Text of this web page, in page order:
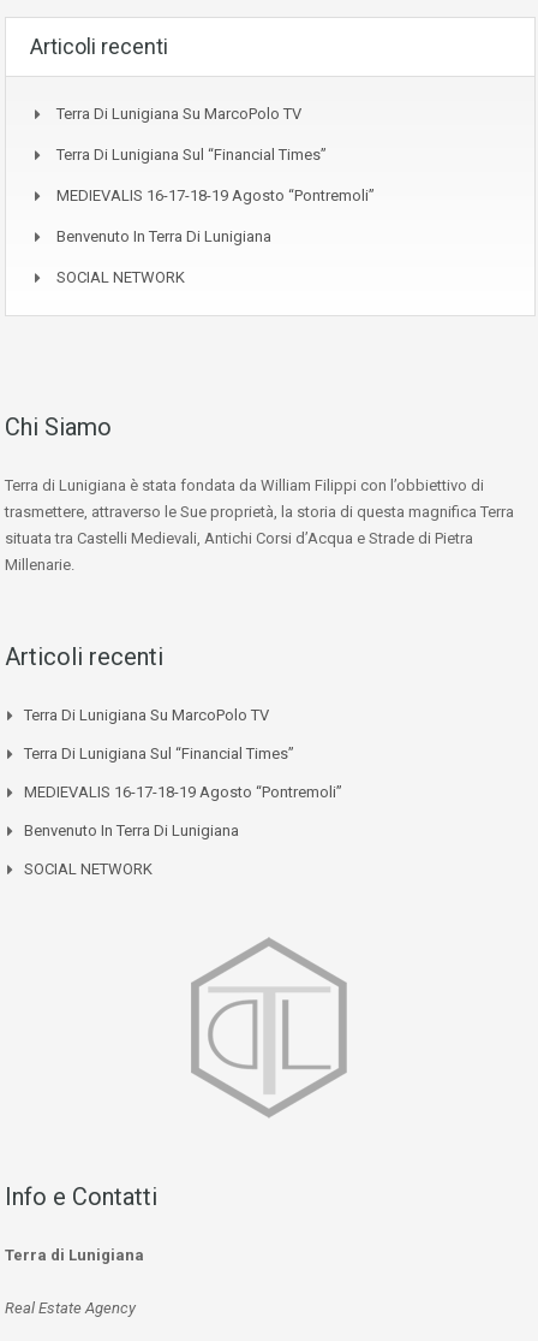
Articoli recenti
Terra Di Lunigiana Su MarcoPolo TV
Terra Di Lunigiana Sul “Financial Times”
MEDIEVALIS 16-17-18-19 Agosto “Pontremoli”
Benvenuto In Terra Di Lunigiana
SOCIAL NETWORK
Chi Siamo
Terra di Lunigiana è stata fondata da William Filippi con l’obbiettivo di
trasmettere, attraverso le Sue proprietà, la storia di questa magnifica Terra
situata tra Castelli Medievali, Antichi Corsi d’Acqua e Strade di Pietra
Millenarie.
Articoli recenti
Terra Di Lunigiana Su MarcoPolo TV
Terra Di Lunigiana Sul “Financial Times”
MEDIEVALIS 16-17-18-19 Agosto “Pontremoli”
Benvenuto In Terra Di Lunigiana
SOCIAL NETWORK
Info e Contatti
Terra di Lunigiana
Real Estate Agency